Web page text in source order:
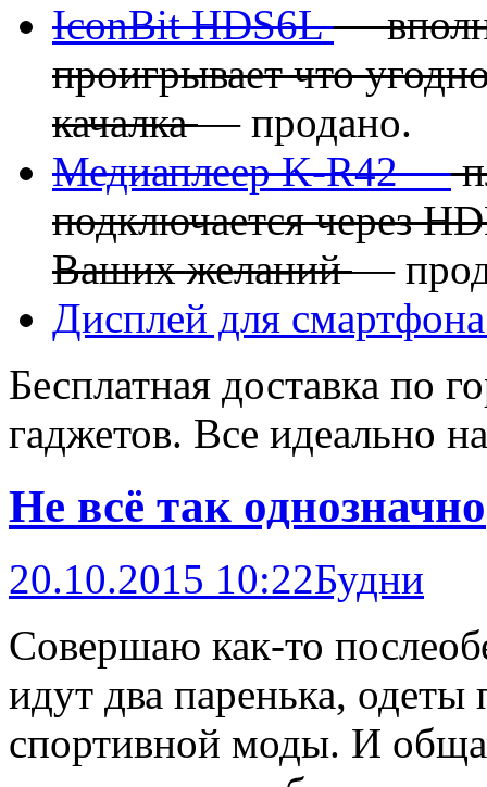
IconBit HDS6L—
проигрывает что
качалка— продано.
Медиаплеер K-R42 —
подключается через
Ваших желаний—
Дисплей для
Бесплатная доставка по
гаджетов. Все идеально
Не всё так однозначно
20.10.2015 10:22Будни
Совершаю как-то
идут два паренька,
спортивной моды. И